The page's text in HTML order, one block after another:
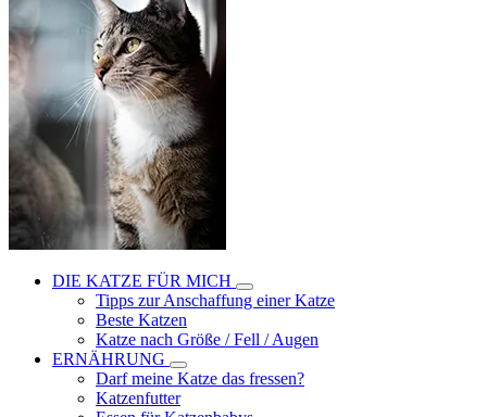
DIE KATZE FÜR MICH
Tipps zur Anschaffung einer Katze
Beste Katzen
Katze nach Größe / Fell / Augen
ERNÄHRUNG
Darf meine Katze das fressen?
Katzenfutter